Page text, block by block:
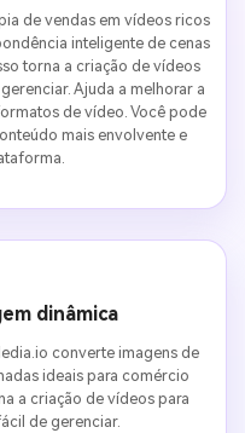
de vendas em vídeos ricos
inteligente de cenas
torna a criação de vídeos
Ajuda a melhorar a
de vídeo. Você pode
mais envolvente e
dinâmica
converte imagens de
ideais para comércio
a criação de vídeos para
de gerenciar.